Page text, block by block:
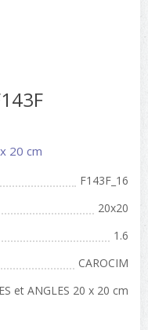
20 cm
F143F_16
20x20
1.6
CAROCIM
et ANGLES 20 x 20 cm